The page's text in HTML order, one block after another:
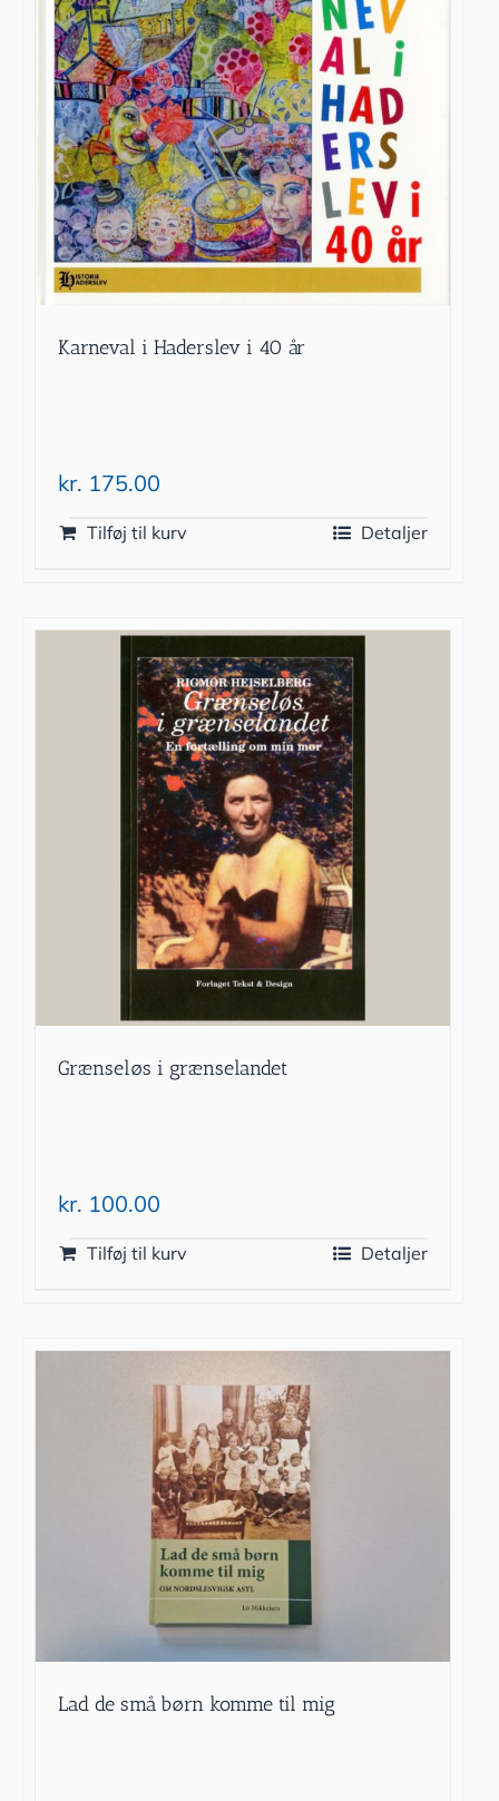
Karneval i Haderslev i 40 år
kr. 175.00
Tilføj til kurv Detaljer
Grænseløs i grænselandet
kr. 100.00
Tilføj til kurv Detaljer
Lad de små børn komme til mig